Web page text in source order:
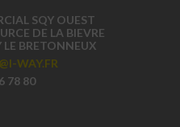
SQY OUEST
DE LA BIEVRE
BRETONNEUX
WAY.FR
78 80